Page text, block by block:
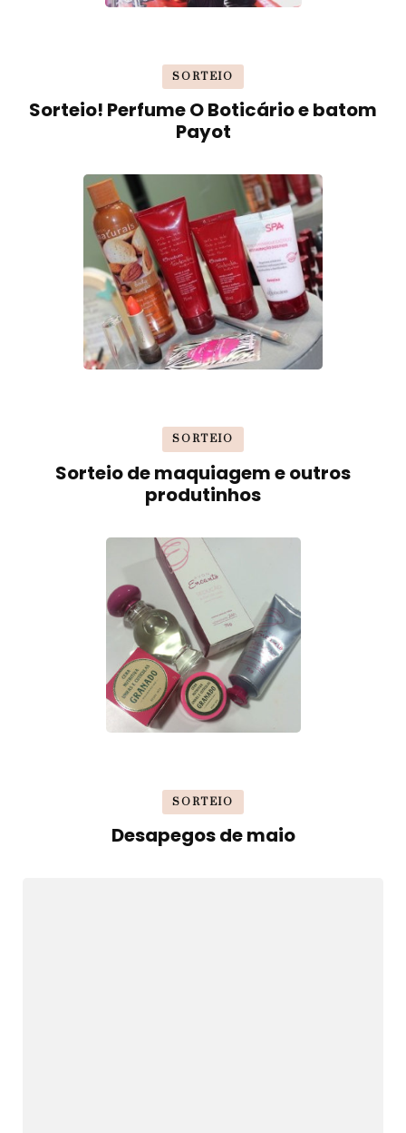
SORTEIO
Sorteio! Perfume O Boticário e batom
Payot
SORTEIO
Sorteio de maquiagem e outros
produtinhos
SORTEIO
Desapegos de maio